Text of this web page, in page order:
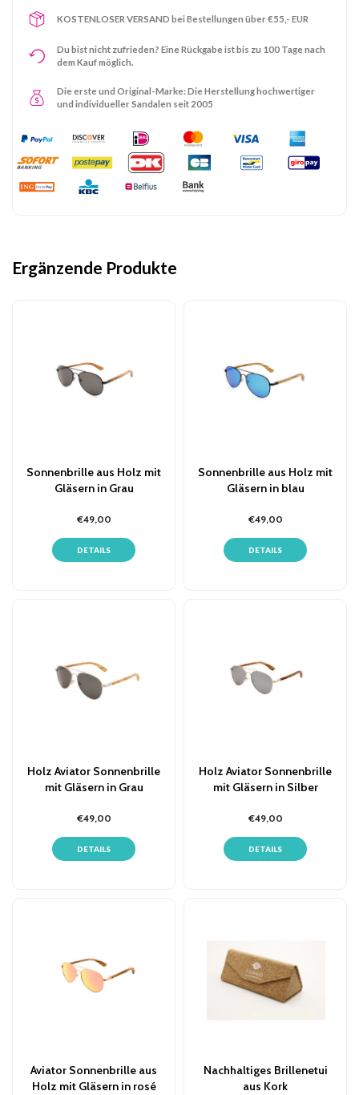
KOSTENLOSER VERSAND bei Bestellungen über €55,- EUR
Du bist nicht zufrieden? Eine Rückgabe ist bis zu 100 Tage nach
dem Kauf möglich.
Die erste und Original-Marke: Die Herstellung hochwertiger
und individueller Sandalen seit 2005
Ergänzende Produkte
Sonnenbrille aus Holz mit
Gläsern in Grau
€49,00
DETAILS
Sonnenbrille aus Holz mit
Gläsern in blau
€49,00
DETAILS
Holz Aviator Sonnenbrille
mit Gläsern in Grau
€49,00
DETAILS
Holz Aviator Sonnenbrille
mit Gläsern in Silber
€49,00
DETAILS
Aviator Sonnenbrille aus
Holz mit Gläsern in rosé
Nachhaltiges Brillenetui
aus Kork